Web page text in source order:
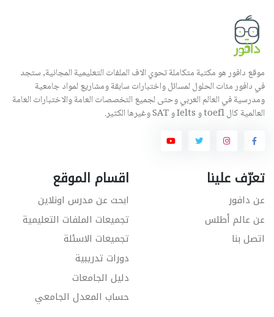
موقع دافور هو مكتبة متكاملة تحوي الاف الملفات التعليمية المجانية, ستجد
في دافور مئات الحلول لمسائل واختبارات سابقة ومشاريع لمواد جامعية
ومدرسية في العالم العربي وحتى لجميع التخصصات العامة والاختبارات العامة
العالمية كال toefl و Ielts و SAT وغيرها الكثير.
تعرّف علينا
عن دافور
عن عالم أطلس
اتصل بنا
اقسام الموقع
ابحث عن مدرس اونلاين
تجميعات الملفات التعليمية
تجميعات الاسئلة
دورات تدريبية
دليل الجامعات
حساب المعدل الجامعي